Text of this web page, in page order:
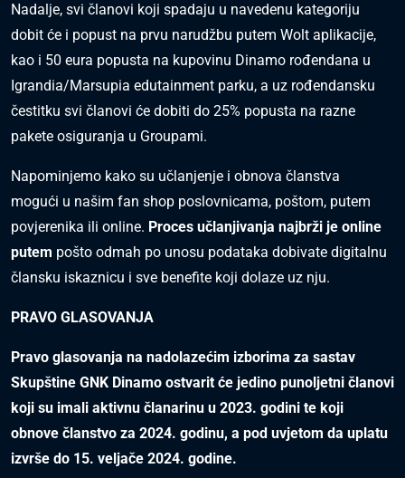
Nadalje, svi članovi koji spadaju u navedenu kategoriju
dobit će i popust na prvu narudžbu putem Wolt aplikacije,
kao i 50 eura popusta na kupovinu Dinamo rođendana u
Igrandia/Marsupia edutainment parku, a uz rođendansku
čestitku svi članovi će dobiti do 25% popusta na razne
pakete osiguranja u Groupami.
Napominjemo kako su učlanjenje i obnova članstva
mogući u našim fan shop poslovnicama, poštom, putem
povjerenika ili online. Proces učlanjivanja najbrži je online
putem pošto odmah po unosu podataka dobivate digitalnu
člansku iskaznicu i sve benefite koji dolaze uz nju.
PRAVO GLASOVANJA
Pravo glasovanja na nadolazećim izborima za sastav
Skupštine GNK Dinamo ostvarit će jedino punoljetni članovi
koji su imali aktivnu članarinu u 2023. godini te koji
obnove članstvo za 2024. godinu, a pod uvjetom da uplatu
izvrše do 15. veljače 2024. godine.